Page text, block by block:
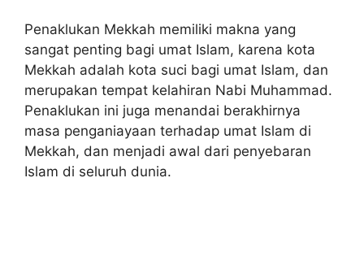
Penaklukan Mekkah memiliki makna yang
sangat penting bagi umat Islam, karena kota
Mekkah adalah kota suci bagi umat Islam, dan
merupakan tempat kelahiran Nabi Muhammad.
Penaklukan ini juga menandai berakhirnya
masa penganiayaan terhadap umat Islam di
Mekkah, dan menjadi awal dari penyebaran
Islam di seluruh dunia.